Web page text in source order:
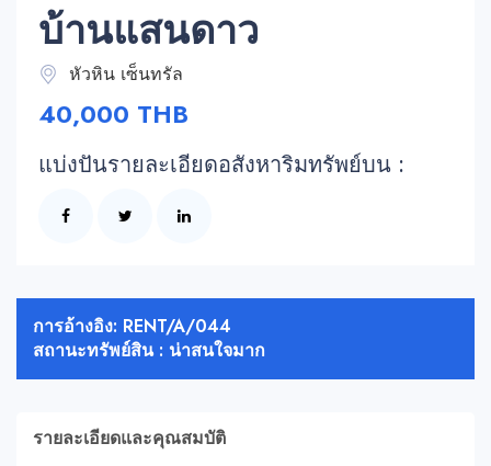
บ้านแสนดาว
หัวหิน เซ็นทรัล
40,000 THB
แบ่งปันรายละเอียดอสังหาริมทรัพย์บน :
การอ้างอิง: RENT/A/044
สถานะทรัพย์สิน : น่าสนใจมาก
รายละเอียดและคุณสมบัติ